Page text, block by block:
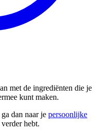
met de ingrediënten die je
kunt maken.
dan naar je persoonlijke
hebt.